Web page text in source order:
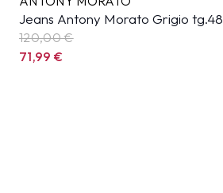
Jeans Antony Morato Grigio tg.48
120,00 €
71,99€